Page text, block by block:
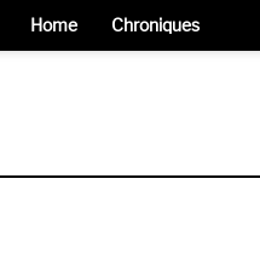
Home Chroniques